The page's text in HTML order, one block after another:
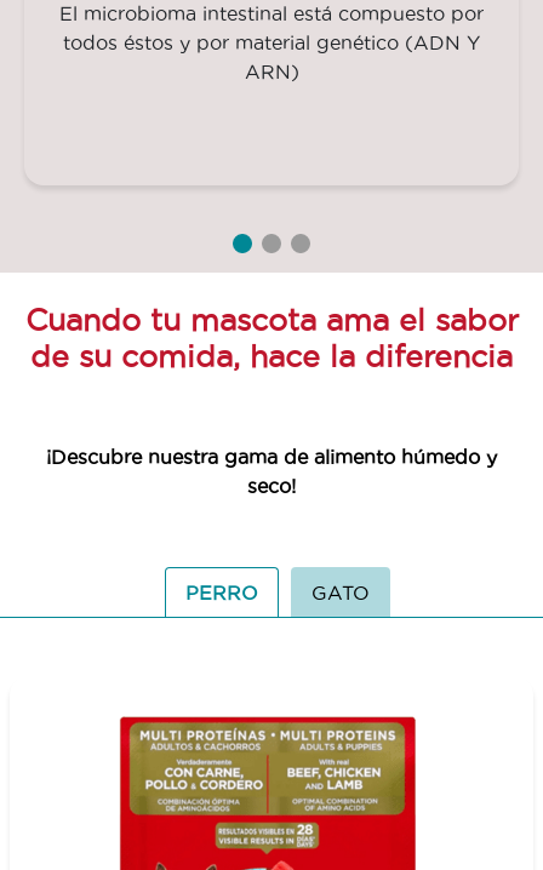
El microbioma intestinal está compuesto por
todos éstos y por material genético (ADN Y
ARN)
Cuando tu mascota ama el sabor
de su comida, hace la diferencia
¡Descubre nuestra gama de alimento húmedo y
seco!
PERRO GATO